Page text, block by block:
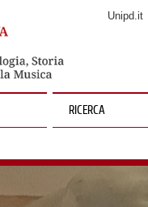
Unipd.it
RICERCA